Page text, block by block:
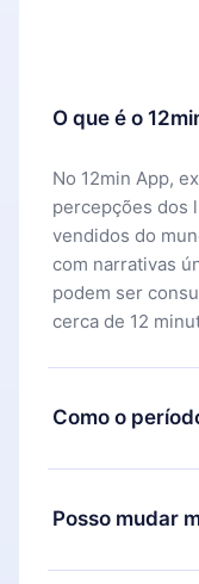
O que é o
No 12min App,
percepções dos
vendidos do
com narrativas
podem ser
cerca de 12
Como o
Você pode
aproveitar nossa
não ficar
Posso mudar
Sim, mas a